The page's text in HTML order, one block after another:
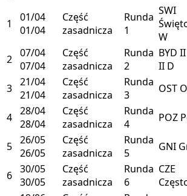
1
01/04
01/04
Część
zasadnicza
Runda
1
SWI
W
2 07/04
07/04
Część
zasadnicza
Runda
2
BYD II
II D
3 21/04
21/04
Część
zasadnicza
Runda
3
OST
4 28/04
28/04
Część
zasadnicza
Runda
4
POZ
5 26/05
26/05
Część
zasadnicza
Runda
5
GNI
6 30/05
30/05
Część
zasadnicza
Runda
6
CZE